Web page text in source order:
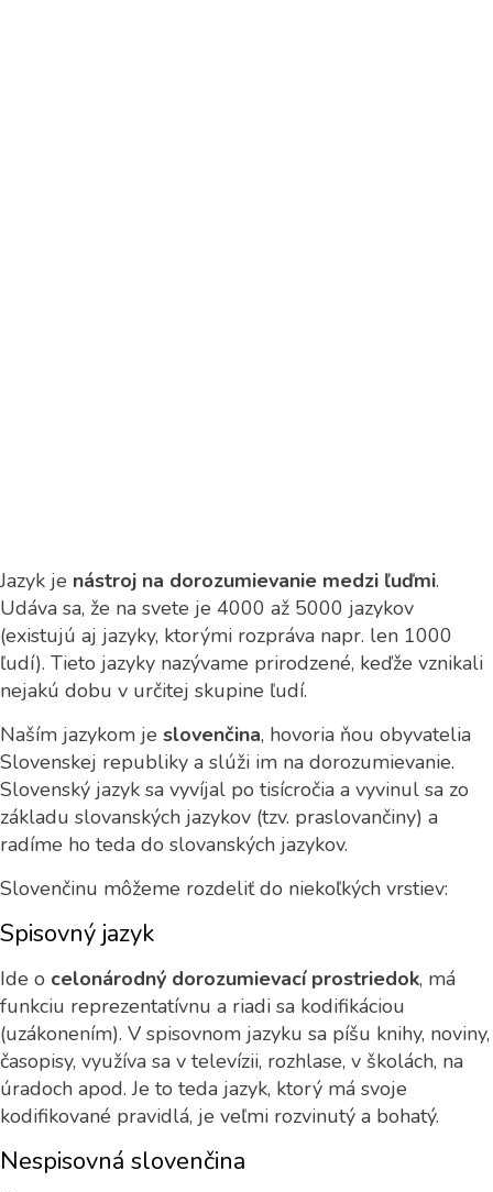
Jazyk je nástroj na dorozumievanie medzi ľuďmi.
Udáva sa, že na svete je 4000 až 5000 jazykov
(existujú aj jazyky, ktorými rozpráva napr. len 1000
ľudí). Tieto jazyky nazývame prirodzené, keďže vznikali
nejakú dobu v určitej skupine ľudí.
Naším jazykom je slovenčina, hovoria ňou obyvatelia
Slovenskej republiky a slúži im na dorozumievanie.
Slovenský jazyk sa vyvíjal po tisícročia a vyvinul sa zo
základu slovanských jazykov (tzv. praslovančiny) a
radíme ho teda do slovanských jazykov.
Slovenčinu môžeme rozdeliť do niekoľkých vrstiev:
Spisovný jazyk
Ide o celonárodný dorozumievací prostriedok, má
funkciu reprezentatívnu a riadi sa kodifikáciou
(uzákonením). V spisovnom jazyku sa píšu knihy, noviny,
časopisy, využíva sa v televízii, rozhlase, v školách, na
úradoch apod. Je to teda jazyk, ktorý má svoje
kodifikované pravidlá, je veľmi rozvinutý a bohatý.
Nespisovná slovenčina